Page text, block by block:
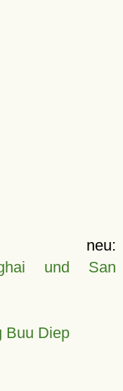
und San
Buu Diep